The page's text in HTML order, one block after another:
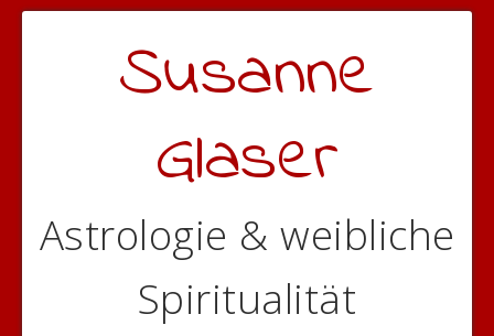
Susanne
Glaser
Astrologie & weibliche
Spiritualität